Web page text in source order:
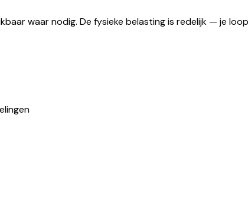
waar nodig. De fysieke belasting is redelijk — je